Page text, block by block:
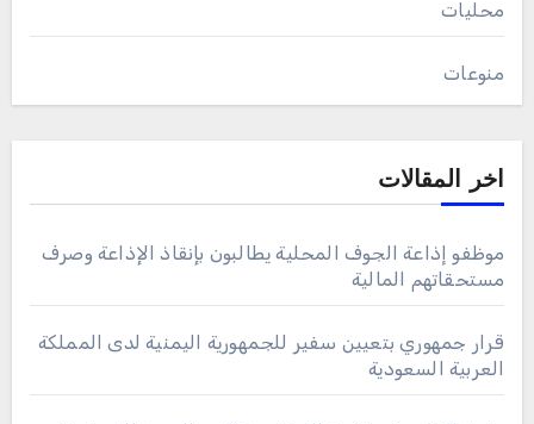
محليات
منوعات
اخر المقالات
موظفو إذاعة الجوف المحلية يطالبون بإنقاذ الإذاعة وصرف
مستحقاتهم المالية
قرار جمهوري بتعيين سفير للجمهورية اليمنية لدى المملكة
العربية السعودية